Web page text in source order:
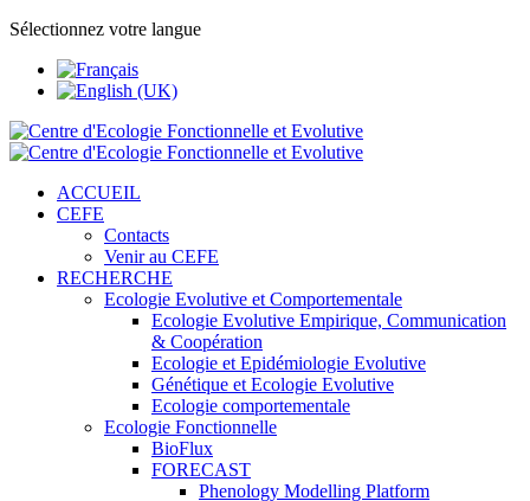
Sélectionnez votre langue
ACCUEIL
CEFE
Contacts
Venir au CEFE
RECHERCHE
Ecologie Evolutive et Comportementale
Ecologie Evolutive Empirique, Communication
& Coopération
Ecologie et Epidémiologie Evolutive
Génétique et Ecologie Evolutive
Ecologie comportementale
Ecologie Fonctionnelle
BioFlux
FORECAST
Phenology Modelling Platform